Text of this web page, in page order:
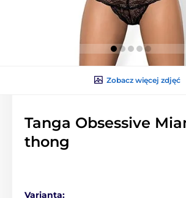
Zobacz więcej zdjęć
Tanga Obsessive
thong
Varianta: